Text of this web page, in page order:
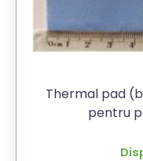
Thermal pad
pentru